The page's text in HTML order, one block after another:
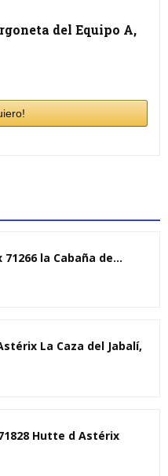
del Equipo A,
71266 la Cabaña de...
La Caza del Jabalí,
Hutte d Astérix